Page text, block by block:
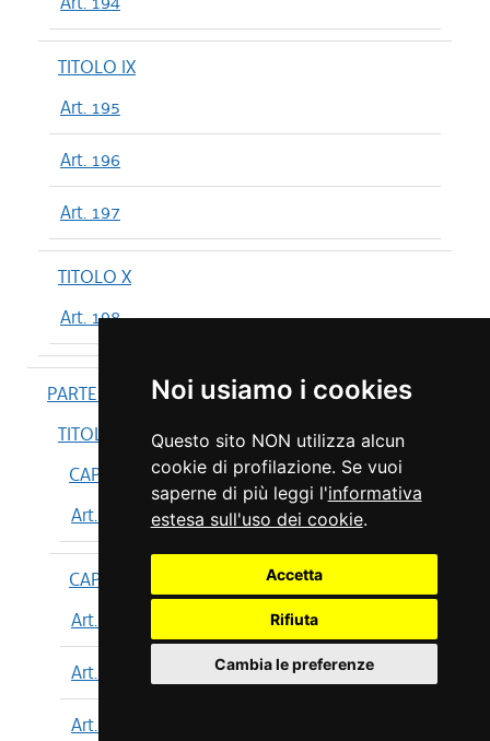
Noi usiamo i cookies
Questo sito NON utilizza alcun
cookie di profilazione. Se vuoi
saperne di più leggi l'informativa
estesa sull'uso dei cookie.
Accetta
Rifiuta
Cambia le preferenze
TITOLO IX
Art. 195
Art. 196
Art. 197
TITOLO X
Art. 198
PARTE IV
TITOLO I
CAPO I
Art. 199
CAPO II
Art. 200
Art. 201
Art. 202